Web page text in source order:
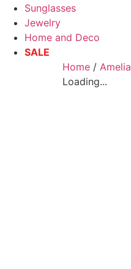
Sunglasses
Jewelry
Home and Deco
SALE
Home /
Loading...